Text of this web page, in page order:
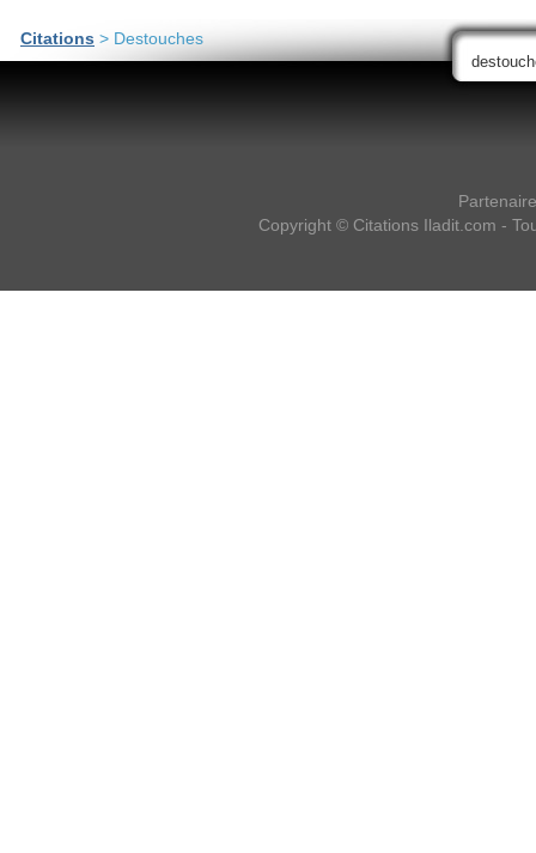
Citations > Destouches
Copyright © Citations Iladit.com -